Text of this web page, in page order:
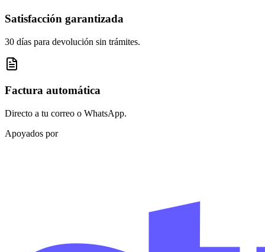
Satisfacción garantizada
30 días para devolución sin trámites.
Factura automática
Directo a tu correo o WhatsApp.
Apoyados por